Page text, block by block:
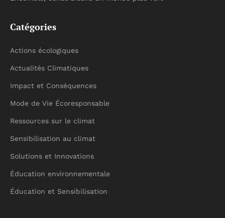
Catégories
Actions écologiques
Actualités Climatiques
Impact et Conséquences
Mode de Vie Écoresponsable
Ressources sur le climat
Sensibilisation au climat
Solutions et Innovations
Éducation environnementale
Éducation et Sensibilisation